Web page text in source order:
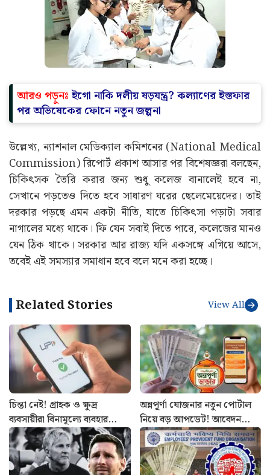
আরও পড়ুনঃ ইগো নাকি দলীয় ষড়যন্ত্র? কল্যাণের ইস্তফার
পর অভিষেকের ফোনে নতুন জল্পনা
উল্লেখ্য, ন্যাশনাল মেডিক্যাল কমিশনের (National Medical
Commission) রিপোর্ট প্রকাশ আসার পর বিশেষজ্ঞরা বলছেন,
চিকিৎসক তৈরি করার জন্য শুধু কলেজ বানালেই হবে না,
সেখানে পড়তেও দিতে হবে সাধারণ ঘরের ছেলেমেয়েদের। তাই
দরকার পড়ছে এমন একটা নীতি, যাতে চিকিৎসা পড়াটা সবার
নাগালের মধ্যে থাকে। ফি যেন সবাই দিতে পারে, কলেজের মানও
যেন ঠিক থাকে। সরকার আর রাজ্য যদি একসঙ্গে এগিয়ে আসে,
তবেই এই সমস্যার সমাধান হবে বলে মনে করা হচ্ছে।
Related Stories View All
চিন্তা নেই! গ্রাহক ও ক্ষুদ্র
ব্যবসায়ীরা বিনামূল্যে ব্যবহার
করতে পারবেন UPI পরিষেবা
অন্নপূর্ণা যোজনার নতুন পোর্টাল
নিয়ে বড় আপডেট! আবেদন
থেকে স্ট্যাটাস চেক কীভাবে
জানুন